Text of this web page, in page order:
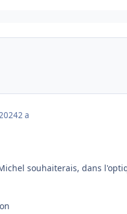
2 a
souhaiterais, dans